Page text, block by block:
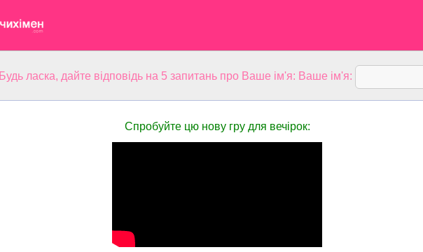
Будь ласка, дайте відповідь на 5 запитань про Ваше ім'я: Ваше ім'я:
Спробуйте цю нову гру для вечірок: